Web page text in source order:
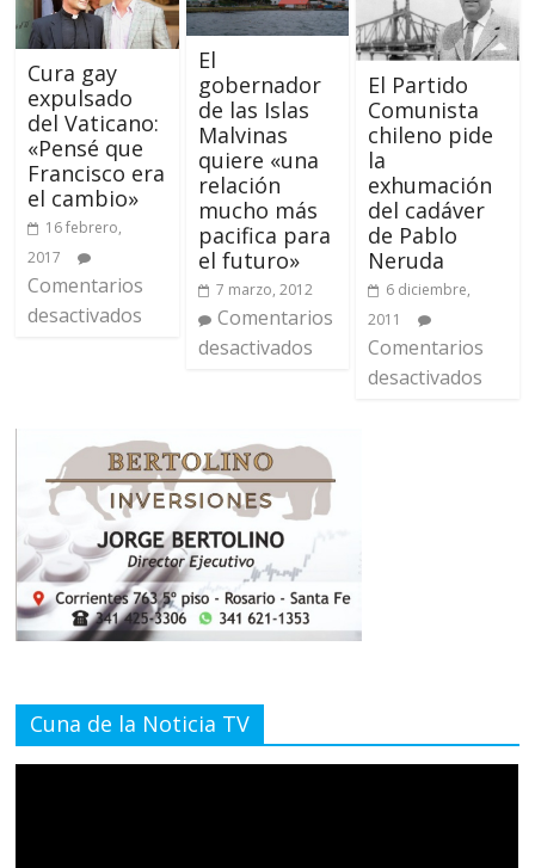
Cura gay
expulsado
del Vaticano:
«Pensé que
Francisco era
el cambio»
16 febrero,
2017
Comentarios
desactivados
El
gobernador
de las Islas
Malvinas
quiere «una
relación
mucho más
pacifica para
el futuro»
7 marzo, 2012
Comentarios
desactivados
El Partido
Comunista
chileno pide
la
exhumación
del cadáver
de Pablo
Neruda
6 diciembre,
2011
Comentarios
desactivados
Cuna de la Noticia TV